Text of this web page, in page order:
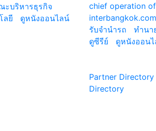
ะบริหารธุรกิจ
ลยี
ดูหนังออนไลน์
chief operation
interbangkok.com
รับจํานํารถ
ทํานา
ดูซีรีย์
ดูหนังออน
Partner Directory
Directory